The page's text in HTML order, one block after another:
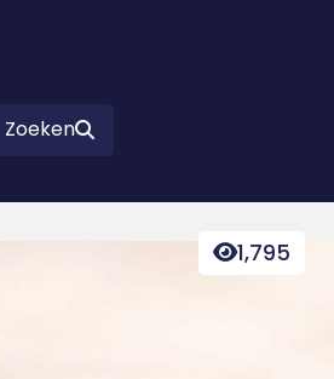
Zoeken
1,795